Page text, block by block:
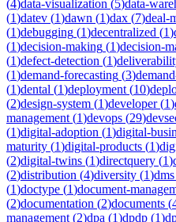
(4)data-visualization (5)data-
(1)datev (1)dawn (1)dax (7)deal-
(1)debugging (1)decentralized (1)
(1)decision-making (1)decision-
(1)defect-detection (1)
(1)demand-forecasting (3)
(1)dental (1)deployment (10)
(2)design-system (1)developer(1)
management (1)devops (29)
(1)digital-adoption (1)digital-
maturity (1)digital-products (1)
(2)digital-twins (1)directquery (1)
(2)distribution (4)diversity (1)dms
(1)doctype (1)document-
(2)documentation (2)documents (
management (2)dpa (1)dpdp (1)